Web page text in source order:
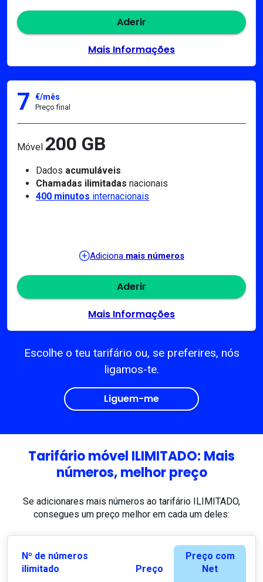
Aderir
Mais Informações
7 €/mês
Preço final
Móvel 200 GB
Dados acumuláveis
Chamadas ilimitadas nacionais
400 minutos internacionais
Adiciona mais números
Aderir
Mais Informações
Escolhe o teu tarifário ou, se preferires, nós
ligamos-te.
Liguem-me
Tarifário móvel ILIMITADO: Mais
números, melhor preço
Se adicionares mais números ao tarifário ILIMITADO,
consegues um preço melhor em cada um deles:
Nº de números
ilimitado
Preço
Preço com
Net